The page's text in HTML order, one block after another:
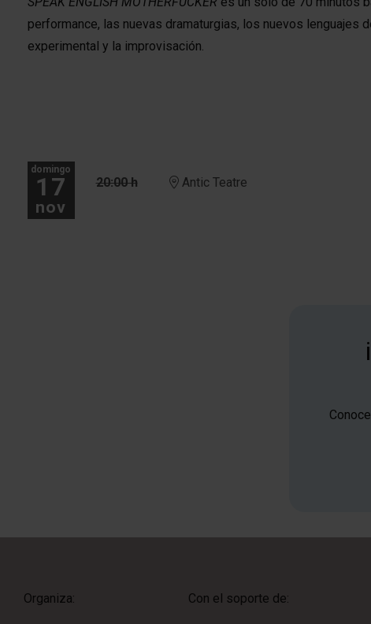
performance, las nuevas dramaturgias, los nuevos lenguajes
experimental y la improvisación.
domingo
17
nov
20:00 h Antic Teatre
Organiza: Con el soporte de: